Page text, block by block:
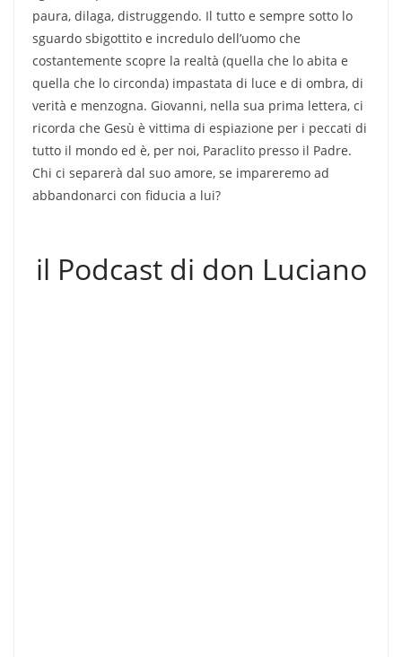
paura, dilaga, distruggendo. Il tutto e sempre sotto lo
sguardo sbigottito e incredulo dell’uomo che
costantemente scopre la realtà (quella che lo abita e
quella che lo circonda) impastata di luce e di ombra, di
verità e menzogna. Giovanni, nella sua prima lettera, ci
ricorda che Gesù è vittima di espiazione per i peccati di
tutto il mondo ed è, per noi, Paraclito presso il Padre.
Chi ci separerà dal suo amore, se impareremo ad
abbandonarci con fiducia a lui?
il Podcast di don Luciano